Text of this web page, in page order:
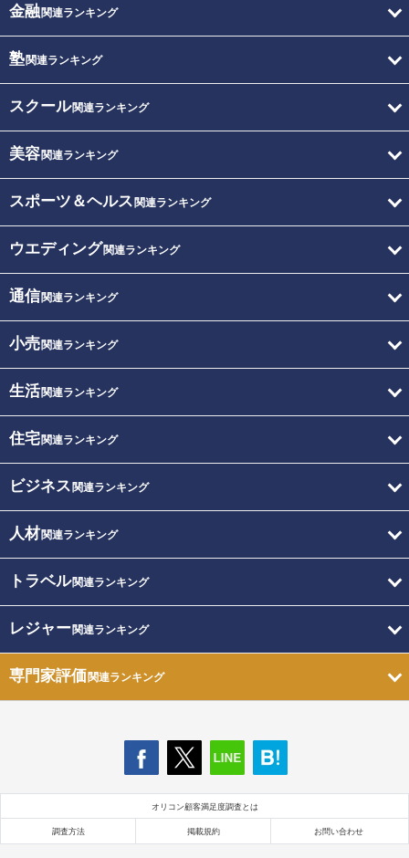
金融関連ランキング
塾関連ランキング
スクール関連ランキング
美容関連ランキング
スポーツ＆ヘルス 関連ランキング
ウエディング関連ランキング
通信関連ランキング
小売関連ランキング
生活関連ランキング
住宅関連ランキング
ビジネス 関連ランキング
人材関連ランキング
トラベル関連ランキング
レジャー関連ランキング
専門家評価関連ランキング
オリコン顧客満足度調査とは
調査方法 掲載規約 お問い合わせ